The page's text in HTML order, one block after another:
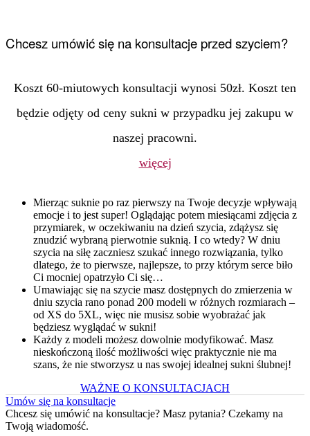
Chcesz umówić się na konsultacje przed szyciem?
Koszt 60-miutowych konsultacji wynosi 50zł. Koszt ten
będzie odjęty od ceny sukni w przypadku jej zakupu w
naszej pracowni.
więcej
Mierząc suknie po raz pierwszy na Twoje decyzje wpływają
emocje i to jest super! Oglądając potem miesiącami zdjęcia z
przymiarek, w oczekiwaniu na dzień szycia, zdążysz się
znudzić wybraną pierwotnie suknią. I co wtedy? W dniu
szycia na siłę zaczniesz szukać innego rozwiązania, tylko
dlatego, że to pierwsze, najlepsze, to przy którym serce biło
Ci mocniej opatrzyło Ci się…
Umawiając się na szycie masz dostępnych do zmierzenia w
dniu szycia rano ponad 200 modeli w różnych rozmiarach –
od XS do 5XL, więc nie musisz sobie wyobrażać jak
będziesz wyglądać w sukni!
Każdy z modeli możesz dowolnie modyfikować. Masz
nieskończoną ilość możliwości więc praktycznie nie ma
szans, że nie stworzysz u nas swojej idealnej sukni ślubnej!
WAŻNE O KONSULTACJACH
Umów się na konsultacje
Chcesz się umówić na konsultacje? Masz pytania? Czekamy na
Twoją wiadomość.